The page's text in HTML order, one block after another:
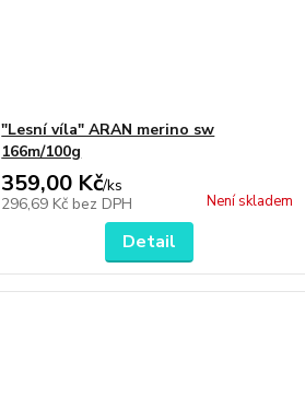
"Lesní víla" ARAN merino sw
166m/100g
359,00 Kč/ks
296,69 Kč bez DPH Není skladem
Detail